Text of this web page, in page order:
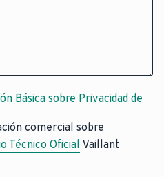
Básica sobre Privacidad de
comercial sobre
Técnico Oficial Vaillant